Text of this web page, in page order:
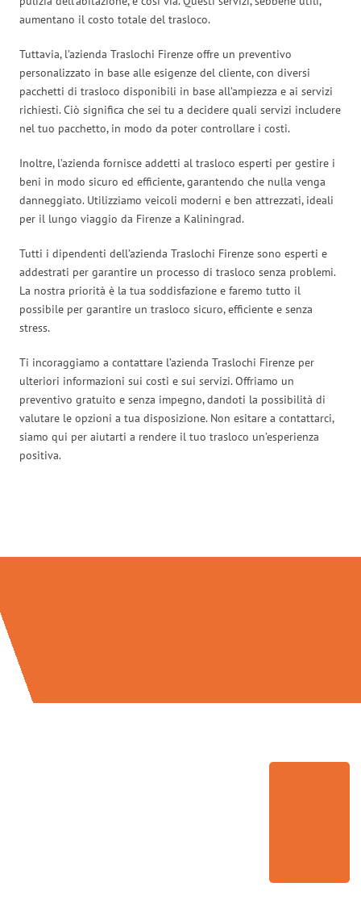
aumentano il costo totale del trasloco.
Tuttavia, l’azienda Traslochi Firenze offre un preventivo
personalizzato in base alle esigenze del cliente, con diversi
pacchetti di trasloco disponibili in base all’ampiezza e ai servizi
richiesti. Ciò significa che sei tu a decidere quali servizi includere
nel tuo pacchetto, in modo da poter controllare i costi.
Inoltre, l’azienda fornisce addetti al trasloco esperti per gestire i
beni in modo sicuro ed efficiente, garantendo che nulla venga
danneggiato. Utilizziamo veicoli moderni e ben attrezzati, ideali
per il lungo viaggio da Firenze a Kaliningrad.
Tutti i dipendenti dell’azienda Traslochi Firenze sono esperti e
addestrati per garantire un processo di trasloco senza problemi.
La nostra priorità è la tua soddisfazione e faremo tutto il
possibile per garantire un trasloco sicuro, efficiente e senza
stress.
Ti incoraggiamo a contattare l’azienda Traslochi Firenze per
ulteriori informazioni sui costi e sui servizi. Offriamo un
preventivo gratuito e senza impegno, dandoti la possibilità di
valutare le opzioni a tua disposizione. Non esitare a contattarci,
siamo qui per aiutarti a rendere il tuo trasloco un’esperienza
positiva.